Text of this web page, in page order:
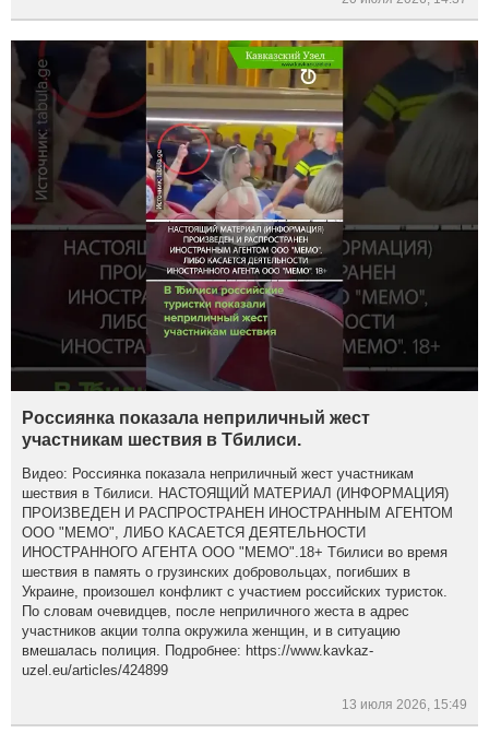
Россиянка показала неприличный жест
участникам шествия в Тбилиси.
Видео: Россиянка показала неприличный жест участникам
шествия в Тбилиси. НАСТОЯЩИЙ МАТЕРИАЛ (ИНФОРМАЦИЯ)
ПРОИЗВЕДЕН И РАСПРОСТРАНЕН ИНОСТРАННЫМ АГЕНТОМ
ООО "МЕМО", ЛИБО КАСАЕТСЯ ДЕЯТЕЛЬНОСТИ
ИНОСТРАННОГО АГЕНТА ООО "МЕМО".18+ Тбилиси во время
шествия в память о грузинских добровольцах, погибших в
Украине, произошел конфликт с участием российских туристок.
По словам очевидцев, после неприличного жеста в адрес
участников акции толпа окружила женщин, и в ситуацию
вмешалась полиция. Подробнее: https://www.kavkaz-
uzel.eu/articles/424899
13 июля 2026, 15:49